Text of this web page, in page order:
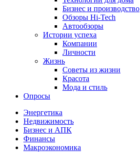
Бизнес и производство
Обзоры Hi-Tech
Автообзоры
Истории успеха
Компании
Личности
Жизнь
Советы из жизни
Красота
Мода и стиль
Опросы
Энергетика
Недвижимость
Бизнес и АПК
Финансы
Макроэкономика